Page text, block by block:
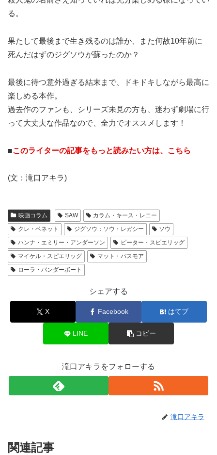
る。
果たして最後まで生き残るのは誰か、また何故10年前に
死んだはずのジグソウが蘇ったのか？
最後に待つ意外過ぎる結末まで、ドキドキしながら最高に
楽しめる本作。
過去作のファンも、シリーズ未見の方も、迷わず劇場に行
って大丈夫な作品なので、全力でオススメします！
■このライターの記事をもっと読みたい方は、こちら
(文：滝口アキラ)
映画コラム SAW
カラム・キース・レニー
クレ・ベネット
ジグソウ：ソウ・レガシー
ソウ
ハンナ・エミリー・アンダーソン
ピーター・スピエリッグ
マイケル・スピエリッグ
マット・パスモア
ローラ・バンダーボート
シェアする
X Facebook はてブ
LINE コピー
滝口アキラをフォローする
滝口アキラ
関連記事